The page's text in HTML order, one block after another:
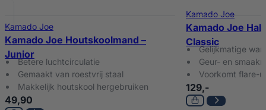
Kamado Joe
Kamado Joe Houtskoolmand –
Junior
Betere luchtcirculatie
Gemaakt van roestvrij staal
Makkelijk houtskool hergebruiken
49,90
Kamado Joe
Kamado Joe
Classic
Gelijkmatige
Geur- en
Voorkomt flare-
129,-